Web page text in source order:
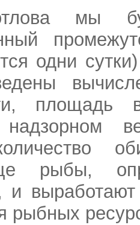
мы
одни
площадь
рыбы,
и
рыбных